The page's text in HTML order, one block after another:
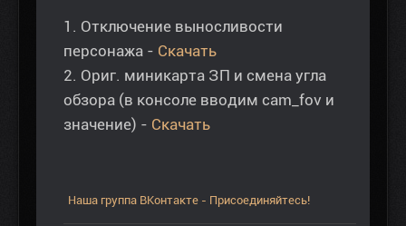
1. Отключение выносливости
персонажа - Скачать
2. Ориг. миникарта ЗП и смена угла
обзора (в консоле вводим cam_fov и
значение) - Скачать
Наша группа ВКонтакте - Присоединяйтесь!